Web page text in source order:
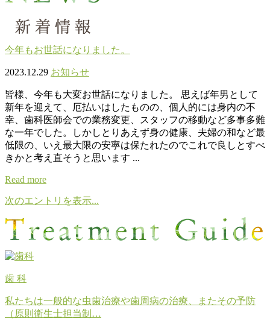
今年もお世話になりました。
2023.12.29 お知らせ
皆様、今年も大変お世話になりました。 思えば年男として
新年を迎えて、厄払いはしたものの、個人的には身内の不
幸、歯科医師会での業務変更、スタッフの移動など多事多難
な一年でした。しかしとりあえず身の健康、夫婦の和など最
低限の、いえ最大限の安寧は保たれたのでこれで良しとすべ
きかと考え直そうと思います ...
Read more
次のエントリを表示...
歯 科
私たちは一般的な虫歯治療や歯周病の治療、またその予防
（原則衛生士担当制…